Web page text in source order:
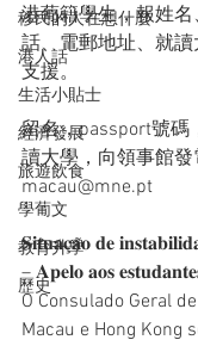
移民的人在想什麼
港人話
生活小貼士
經濟發展
旅遊飲食
學葡文
教育升學
歷史
港葡籍學生，報姓
話、電郵地址、就
支援。
留名，passport號碼
讀大學，向領事館發
macau@mne.pt
𝐒𝐢𝐭𝐮𝐚𝐜̧𝐚̃𝐨 𝐝𝐞
– 𝐀𝐩𝐞𝐥𝐨 𝐚𝐨𝐬
O Consulado Geral
Macau e Hong Kong